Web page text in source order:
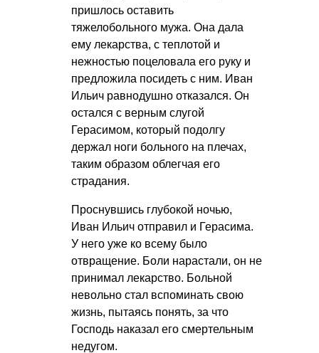
пришлось оставить
тяжелобольного мужа. Она дала
ему лекарства, с теплотой и
нежностью поцеловала его руку и
предложила посидеть с ним. Иван
Ильич равнодушно отказался. Он
остался с верным слугой
Герасимом, который подолгу
держал ноги больного на плечах,
таким образом облегчая его
страдания.
Проснувшись глубокой ночью,
Иван Ильич отправил и Герасима.
У него уже ко всему было
отвращение. Боли нарастали, он не
принимал лекарство. Больной
невольно стал вспоминать свою
жизнь, пытаясь понять, за что
Господь наказал его смертельным
недугом.